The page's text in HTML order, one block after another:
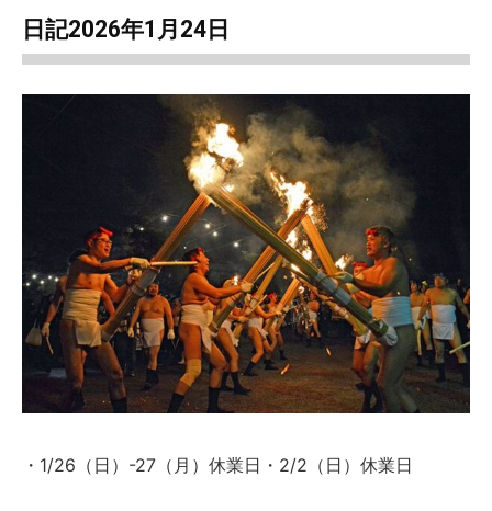
日記2026年1月24日
・1/26（日）-27（月）休業日・2/2（日）休業日